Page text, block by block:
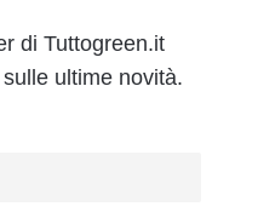
di Tuttogreen.it
ultime novità.